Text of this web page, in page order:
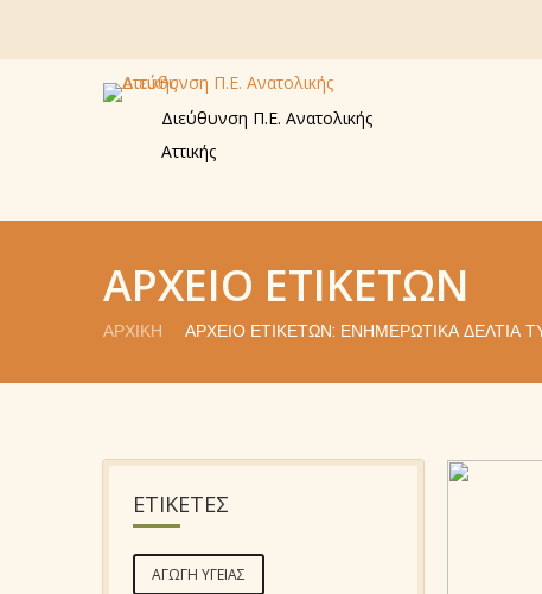
Διεύθυνση Π.Ε. Ανατολικής
Αττικής
ΑΡΧΕΊΟ ΕΤΙΚΕΤΏΝ
ΑΡΧΙΚΉ ΑΡΧΕΊΟ ΕΤΙΚΕΤΏΝ: ΕΝΗΜΕΡΩΤΙΚΆ ΔΕΛΤΊΑ
ΕΤΙΚΕΤΕΣ
ΑΓΩΓΉ ΥΓΕΊΑΣ